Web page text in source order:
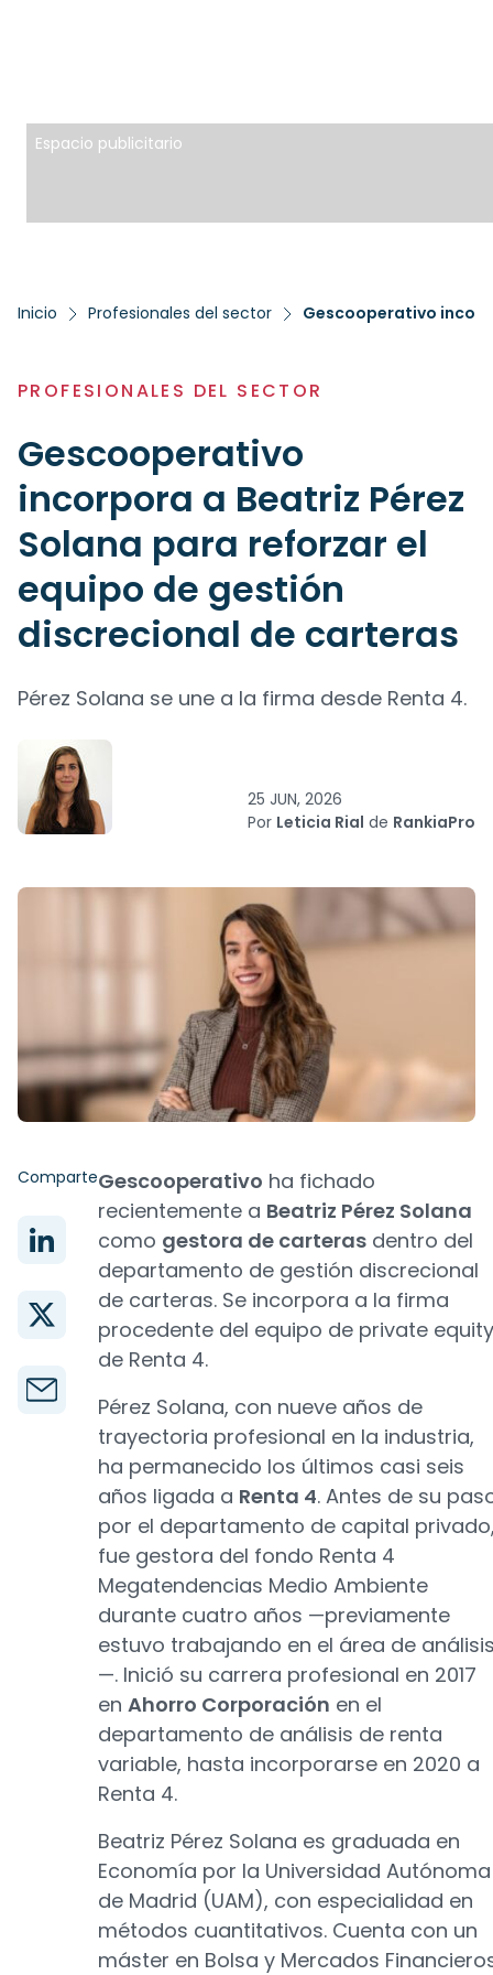
Espacio publicitario
Inicio Profesionales del sector
PROFESIONALES DEL SECTOR
Gescooperativo
incorpora a Beatriz Pérez
Solana para reforzar el
equipo de gestión
discrecional de carteras
Pérez Solana se une a la firma desde Renta 4.
25 JUN, 2026
Por Leticia Rial de RankiaPro
ComparteGescooperativo ha fichado
recientemente a Beatriz Pérez Solana
como gestora de carteras dentro del
departamento de gestión discrecional
de carteras. Se incorpora a la firma
procedente del equipo de private equity
de Renta 4.
Pérez Solana, con nueve años de
trayectoria profesional en la industria,
ha permanecido los últimos casi seis
años ligada a Renta 4. Antes de su
por el departamento de capital
fue gestora del fondo Renta 4
Megatendencias Medio Ambiente
durante cuatro años —previamente
estuvo trabajando en el área de
—. Inició su carrera profesional en 2017
en Ahorro Corporación en el
departamento de análisis de renta
variable, hasta incorporarse en 2020 a
Renta 4.
Beatriz Pérez Solana es graduada en
Economía por la Universidad Autónoma
de Madrid (UAM), con especialidad en
métodos cuantitativos. Cuenta con un
máster en Bolsa y Mercados